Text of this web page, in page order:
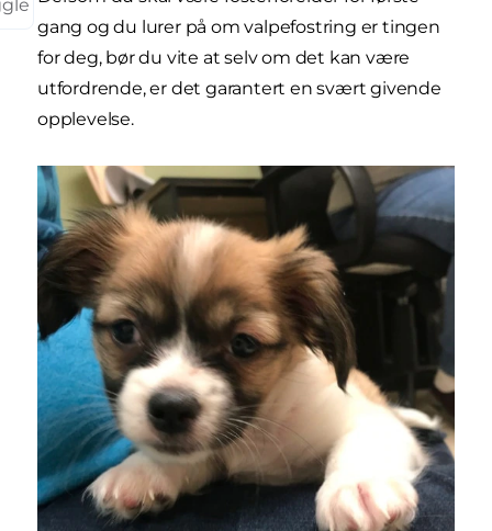
gang og du lurer på om valpefostring er tingen
for deg, bør du vite at selv om det kan være
utfordrende, er det garantert en svært givende
opplevelse.